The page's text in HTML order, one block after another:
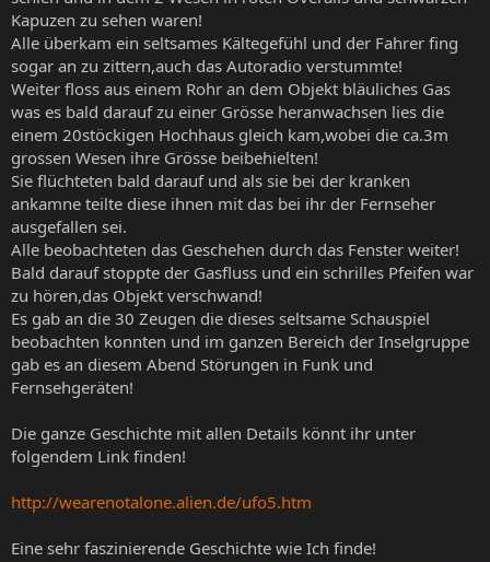
Kapuzen zu sehen waren!
Alle überkam ein seltsames Kältegefühl und der Fahrer fing
sogar an zu zittern,auch das Autoradio verstummte!
Weiter floss aus einem Rohr an dem Objekt bläuliches Gas
was es bald darauf zu einer Grösse heranwachsen lies die
einem 20stöckigen Hochhaus gleich kam,wobei die ca.3m
grossen Wesen ihre Grösse beibehielten!
Sie flüchteten bald darauf und als sie bei der kranken
ankamne teilte diese ihnen mit das bei ihr der Fernseher
ausgefallen sei.
Alle beobachteten das Geschehen durch das Fenster weiter!
Bald darauf stoppte der Gasfluss und ein schrilles Pfeifen war
zu hören,das Objekt verschwand!
Es gab an die 30 Zeugen die dieses seltsame Schauspiel
beobachten konnten und im ganzen Bereich der Inselgruppe
gab es an diesem Abend Störungen in Funk und
Fernsehgeräten!
Die ganze Geschichte mit allen Details könnt ihr unter
folgendem Link finden!
http://wearenotalone.alien.de/ufo5.htm
Eine sehr faszinierende Geschichte wie Ich finde!